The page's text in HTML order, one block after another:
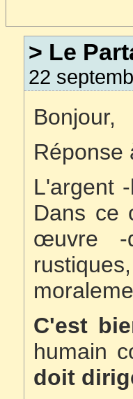
> Le
22
Bonjour,
Réponse
L'argent
Dans ce
œuvre -
C'est
humain
doit